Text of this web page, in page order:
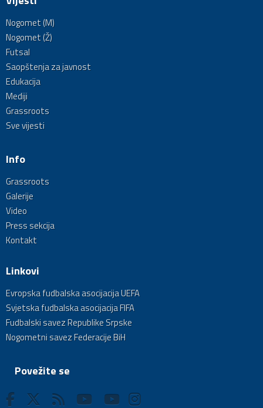
Nogomet (M)
Nogomet (Ž)
Futsal
Saopštenja za javnost
Edukacija
Mediji
Grassroots
Sve vijesti
Info
Grassroots
Galerije
Video
Press sekcija
Kontakt
Linkovi
Evropska fudbalska asocijacija UEFA
Svjetska fudbalska asocijacija FIFA
Fudbalski savez Republike Srpske
Nogometni savez Federacije BiH
Povežite se